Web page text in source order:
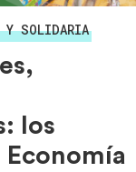
Y SOLIDARIA
los
Economía